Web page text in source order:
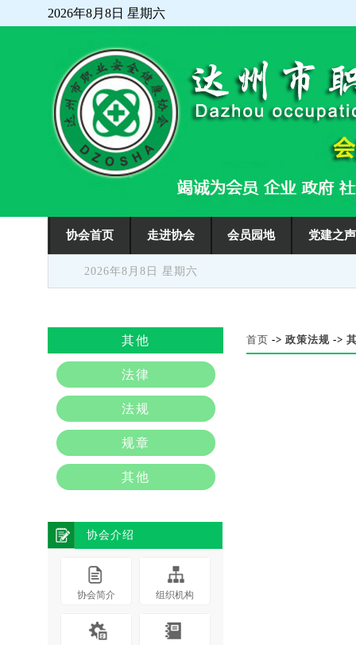
2026年8月8日 星期六
协会首页 走进协会 会员园地 党建之声
2026年8月8日 星期六
其他
法律
法规
规章
其他
协会介绍
协会简介 组织机构
首页 -> 政策法规 ->